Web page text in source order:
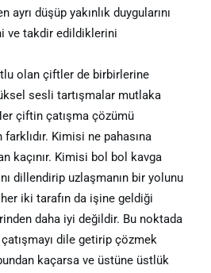
düşüp yakınlık duygularını
ve takdir edildiklerini
olan çiftler de birbirlerine
sesli tartışmalar mutlaka
çiftin çatışma çözümü
Kimisi ne pahasına
kaçınır. Kimisi bol bol kavga
dillendirip uzlaşmanın bir yolunu
her iki tarafın da işine geldiği
daha iyi değildir. Bu noktada
dile getirip çözmek
kaçarsa ve üstüne üstlük